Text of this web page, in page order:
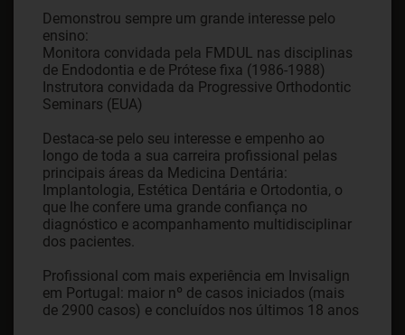
Demonstrou sempre um grande interesse pelo
ensino:
Monitora convidada pela FMDUL nas disciplinas
de Endodontia e de Prótese fixa (1986-1988)
Instrutora convidada da Progressive Orthodontic
Seminars (EUA)
Destaca-se pelo seu interesse e empenho ao
longo de toda a sua carreira profissional pelas
principais áreas da Medicina Dentária:
Implantologia, Estética Dentária e Ortodontia, o
que lhe confere uma grande confiança no
diagnóstico e acompanhamento multidisciplinar
dos pacientes.
Profissional com mais experiência em Invisalign
em Portugal: maior nº de casos iniciados (mais
de 2900 casos) e concluídos nos últimos 18 anos